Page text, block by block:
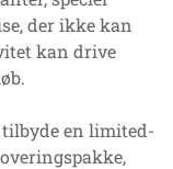
der ikke kan
kan drive
en limited-